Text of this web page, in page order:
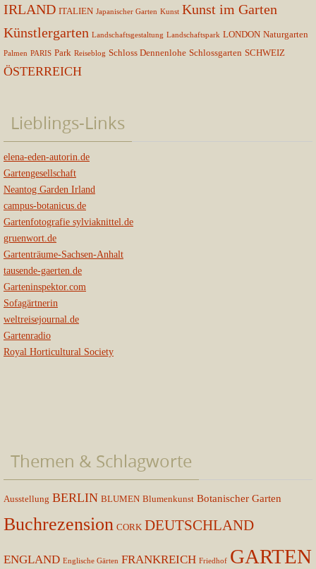
IRLAND ITALIEN Japanischer Garten Kunst Kunst im Garten
Künstlergarten Landschaftsgestaltung Landschaftspark LONDON Naturgarten
Palmen PARIS Park Reiseblog Schloss Dennenlohe Schlossgarten SCHWEIZ
ÖSTERREICH
Lieblings-Links
elena-eden-autorin.de
Gartengesellschaft
Neantog Garden Irland
campus-botanicus.de
Gartenfotografie sylviaknittel.de
gruenwort.de
Gartenträume-Sachsen-Anhalt
tausende-gaerten.de
Garteninspektor.com
Sofagärtnerin
weltreisejournal.de
Gartenradio
Royal Horticultural Society
Themen & Schlagworte
Ausstellung BERLIN BLUMEN Blumenkunst Botanischer Garten
Buchrezension CORK DEUTSCHLAND
ENGLAND Englische Gärten FRANKREICH Friedhof GARTEN